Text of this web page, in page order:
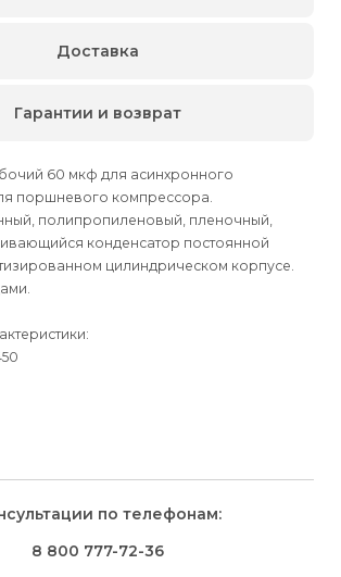
60 мкф для асинхронного
поршневого компрессора.
полипропиленовый, пленочный,
конденсатор постоянной
цилиндрическом корпусе.
лиц
лиц
Доставка
транспортными компаниями и
при получении заказа.
Гарантии и возврат
лиц
товара, приобретённого
лиц
по телефонам:
8 800 777-72-36